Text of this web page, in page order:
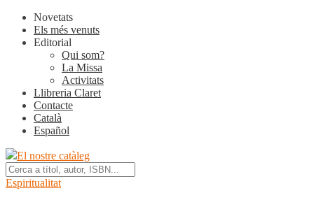
Novetats
Els més venuts
Editorial
Qui som?
La Missa
Activitats
Llibreria Claret
Contacte
Català
Español
El nostre catàleg
Espiritualitat